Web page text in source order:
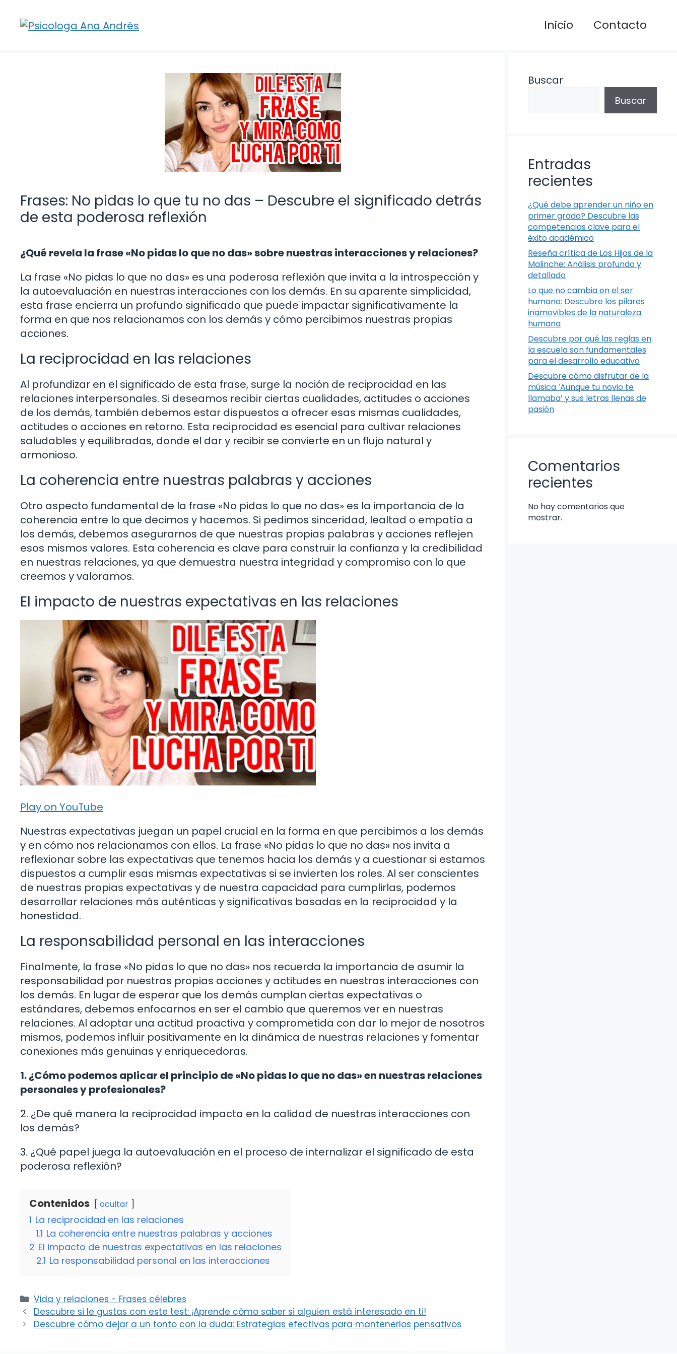
contenido
Inicio Contacto
Frases: No pidas lo que tu no das – Descubre el significado detrás
de esta poderosa reflexión
¿Qué revela la frase «No pidas lo que no das» sobre nuestras interacciones y relaciones?
La frase «No pidas lo que no das» es una poderosa reflexión que invita a la introspección y
la autoevaluación en nuestras interacciones con los demás. En su aparente simplicidad,
esta frase encierra un profundo significado que puede impactar significativamente la
forma en que nos relacionamos con los demás y cómo percibimos nuestras propias
acciones.
La reciprocidad en las relaciones
Al profundizar en el significado de esta frase, surge la noción de reciprocidad en las
relaciones interpersonales. Si deseamos recibir ciertas cualidades, actitudes o acciones
de los demás, también debemos estar dispuestos a ofrecer esas mismas cualidades,
actitudes o acciones en retorno. Esta reciprocidad es esencial para cultivar relaciones
saludables y equilibradas, donde el dar y recibir se convierte en un flujo natural y
armonioso.
La coherencia entre nuestras palabras y acciones
Otro aspecto fundamental de la frase «No pidas lo que no das» es la importancia de la
coherencia entre lo que decimos y hacemos. Si pedimos sinceridad, lealtad o empatía a
los demás, debemos asegurarnos de que nuestras propias palabras y acciones reflejen
esos mismos valores. Esta coherencia es clave para construir la confianza y la credibilidad
en nuestras relaciones, ya que demuestra nuestra integridad y compromiso con lo que
creemos y valoramos.
El impacto de nuestras expectativas en las relaciones
Play on YouTube
Nuestras expectativas juegan un papel crucial en la forma en que percibimos a los demás
y en cómo nos relacionamos con ellos. La frase «No pidas lo que no das» nos invita a
reflexionar sobre las expectativas que tenemos hacia los demás y a cuestionar si estamos
dispuestos a cumplir esas mismas expectativas si se invierten los roles. Al ser conscientes
de nuestras propias expectativas y de nuestra capacidad para cumplirlas, podemos
desarrollar relaciones más auténticas y significativas basadas en la reciprocidad y la
honestidad.
La responsabilidad personal en las interacciones
Finalmente, la frase «No pidas lo que no das» nos recuerda la importancia de asumir la
responsabilidad por nuestras propias acciones y actitudes en nuestras interacciones con
los demás. En lugar de esperar que los demás cumplan ciertas expectativas o
estándares, debemos enfocarnos en ser el cambio que queremos ver en nuestras
relaciones. Al adoptar una actitud proactiva y comprometida con dar lo mejor de nosotros
mismos, podemos influir positivamente en la dinámica de nuestras relaciones y fomentar
conexiones más genuinas y enriquecedoras.
1. ¿Cómo podemos aplicar el principio de «No pidas lo que no das» en nuestras relaciones
personales y profesionales?
2. ¿De qué manera la reciprocidad impacta en la calidad de nuestras interacciones con
los demás?
3. ¿Qué papel juega la autoevaluación en el proceso de internalizar el significado de esta
poderosa reflexión?
Contenidos ocultar
1 La reciprocidad en las relaciones
1.1 La coherencia entre nuestras palabras y acciones
2 El impacto de nuestras expectativas en las relaciones
2.1 La responsabilidad personal en las interacciones
Categorías
Vida y relaciones - Frases célebres
Descubre si le gustas con este test: ¡Aprende cómo saber si alguien está interesado en ti!
Descubre cómo dejar a un tonto con la duda: Estrategias efectivas para mantenerlos pensativos
Buscar
Buscar
Entradas
recientes
¿Qué debe aprender un niño en
primer grado? Descubre las
competencias clave para el
éxito académico
Reseña crítica de Los Hijos de la
Malinche: Análisis profundo y
detallado
Lo que no cambia en el ser
humano: Descubre los pilares
inamovibles de la naturaleza
humana
Descubre por qué las reglas en
la escuela son fundamentales
para el desarrollo educativo
Descubre cómo disfrutar de la
música ‘Aunque tu novio te
llamaba’ y sus letras llenas de
pasión
Comentarios
recientes
No hay comentarios que
mostrar.